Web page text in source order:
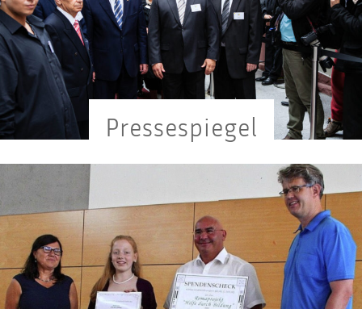
Pres­se­spie­gel